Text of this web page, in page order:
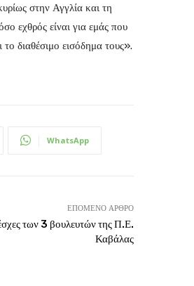
στην Αγγλία και τη
εχθρός είναι για εμάς που
διαθέσιμο εισόδημα τους».
WhatsApp
ΕΠΌΜΕΝΟ ΆΡΘΡΟ
των 3 βουλευτών της Π.Ε.
Καβάλας